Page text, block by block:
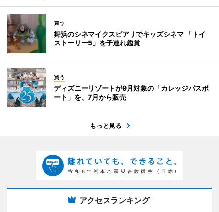
買う
舞浜のシネマイクスピアリでキッズシネマ 「トイ
ストーリー5」を子連れ鑑賞
買う
ディズニーリゾートが9月対象の「カレッジパスポ
ート」を、7月から販売
もっと見る
アクセスランキング